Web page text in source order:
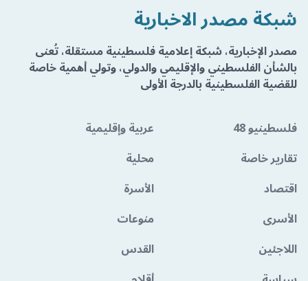
شبكة مصدر الاخبارية
مصدر الإخبارية، شبكة إعلامية فلسطينية مستقلة، تُعنى
بالشأن الفلسطيني والإقليمي والدولي، وتولي أهمية خاصة
للقضية الفلسطينية بالدرجة الأولى
فلسطينيو 48
عربية وإقليمية
تقارير خاصة
محلية
اقتصاد
الأسرة
الأسرى
منوعات
اللاجئين
القدس